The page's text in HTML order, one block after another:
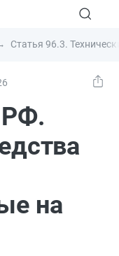
Статья 96.3.
РФ.
на